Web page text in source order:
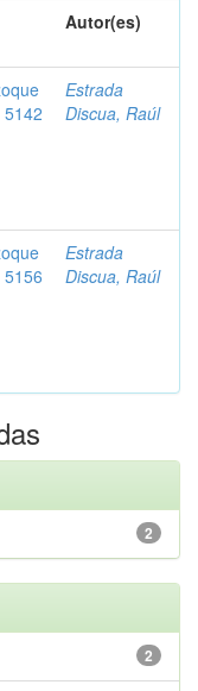
Autor(es)
Estrada
Discua, Raúl
Estrada
Discua, Raúl
2
2